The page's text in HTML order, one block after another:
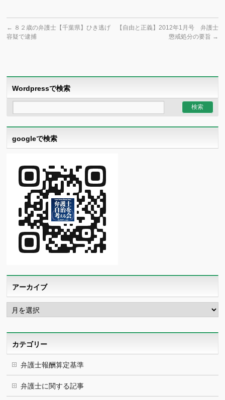
← ８２歳の弁護士【千葉県】ひき逃げ
容疑で逮捕
【自由と正義】2012年1月号 弁護士
懲戒処分の要旨 →
Wordpressで検索
googleで検索
アーカイブ
ア
ー
カ
カテゴリー
弁護士報酬算定基準
弁護士に関する記事